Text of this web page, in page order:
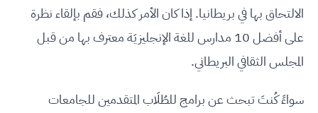
الالتحاق بها في بريطانيا. إذا كان الأمر كذلك، فقم بإلقاء نظرة
على أفضل 10 مدارس للغة الإنجليزيَة معترف بها من قبل
المجلس الثقافي البريطاني.
سواءً كُنتَ تبحث عن برامج للطُلَاب المتقدمين للجامعات